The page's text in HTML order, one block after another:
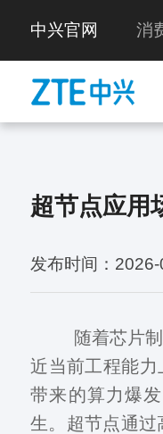
中兴官网 消
超节点应用
发布时间：
随着芯片制程
近当前工程能
带来的算力爆
生。超节点通